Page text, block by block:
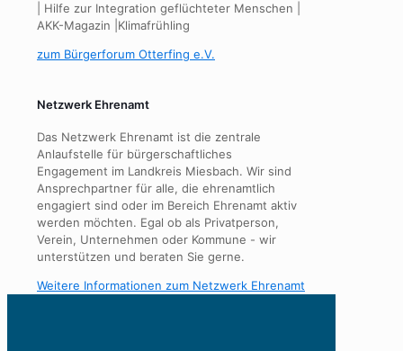
| Hilfe zur Integration geflüchteter Menschen |
AKK-Magazin |Klimafrühling
zum Bürgerforum Otterfing e.V.
Netzwerk Ehrenamt
Das Netzwerk Ehrenamt ist die zentrale
Anlaufstelle für bürgerschaftliches
Engagement im Landkreis Miesbach. Wir sind
Ansprechpartner für alle, die ehrenamtlich
engagiert sind oder im Bereich Ehrenamt aktiv
werden möchten. Egal ob als Privatperson,
Verein, Unternehmen oder Kommune - wir
unterstützen und beraten Sie gerne.
Weitere Informationen zum Netzwerk Ehrenamt